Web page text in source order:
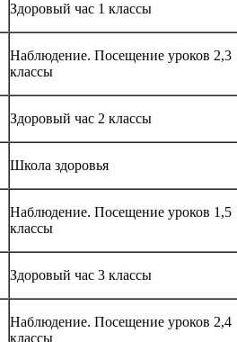
Здоровый час 1 классы
Наблюдение. Посещение уроков 2,3
классы
Здоровый час 2 классы
Школа здоровья
Наблюдение. Посещение уроков 1,5
классы
Здоровый час 3 классы
Наблюдение. Посещение уроков 2,4
классы